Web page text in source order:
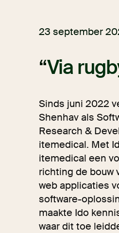
23 september
Via
Sinds juni 2022
Shenhav als
Research &
itemedical. Met
itemedical een
richting de bouw
web applicaties
software-
maakte Ido
waar dit toe